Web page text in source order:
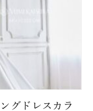
グドレスカラ